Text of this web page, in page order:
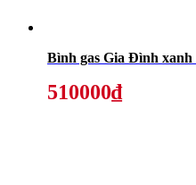
Bình gas Gia Đình
510000₫